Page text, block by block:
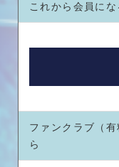
これから会員に
ファンクラブ（
ら